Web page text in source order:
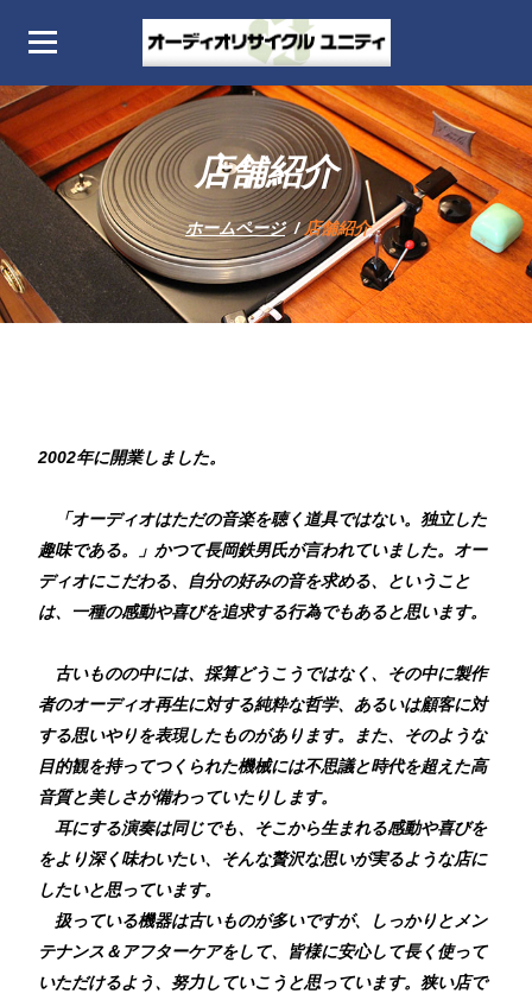
ン
ツ
ス
ッ
プ
オーディオリサイクル
ィ
Audio Recycle Unity home page
店舗紹介
ホームページ/店舗紹介
2002年に開業しました。
「オーディオはただの音楽を聴く道具ではない。独立した
趣味である。」かつて長岡鉄男氏が言われていました。オー
ディオにこだわる、自分の好みの音を求める、ということ
は、一種の感動や喜びを追求する行為でもあると思います。
古いものの中には、採算どうこうではなく、その中に製作
者のオーディオ再生に対する純粋な哲学、あるいは顧客に対
する思いやりを表現したものがあります。また、そのような
目的観を持ってつくられた機械には不思議と時代を超えた高
音質と美しさが備わっていたりします。
耳にする演奏は同じでも、そこから生まれる感動や喜びを
をより深く味わいたい、そんな贅沢な思いが実るような店に
したいと思っています。
扱っている機器は古いものが多いですが、しっかりとメン
テナンス＆アフターケアをして、皆様に安心して長く使って
いただけるよう、努力していこうと思っています。狭い店で